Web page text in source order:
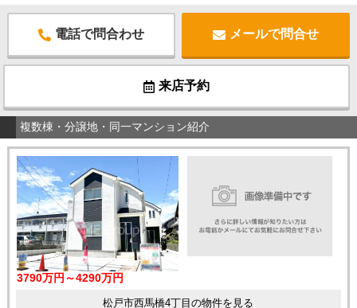
電話で問合わせ メールで問合せ
来店予約
複数棟・分譲地・同一マンション紹介
3790万円～4290万円
松戸市西馬橋4丁目の物件を見る